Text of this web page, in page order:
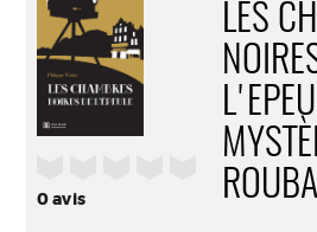
0avis
LES